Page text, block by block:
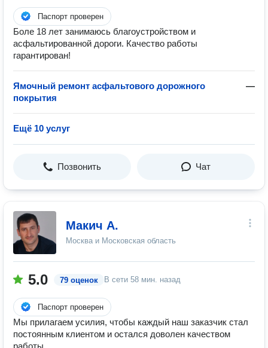
Паспорт проверен
Боле 18 лет занимаюсь благоустройством и
асфальтированной дороги. Качество работы
гарантирован!
Ямочный ремонт асфальтового дорожного
покрытия
—
Ещё 10 услуг
Позвонить Чат
Макич А.
Москва и Московская область
5.0 79 оценок В сети 58 мин. назад
Паспорт проверен
Мы прилагаем усилия, чтобы каждый наш заказчик стал
постоянным клиентом и остался доволен качеством
работы.